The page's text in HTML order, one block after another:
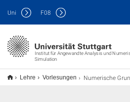
Institut für Angewandte Analysis und
Simulation
Uni F08
Lehre Vorlesungen Numerische